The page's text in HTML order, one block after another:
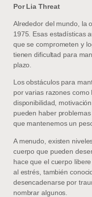
Por Lia Threat
Alrededor del mundo, la
1975. Esas estadísticas
que se comprometen y
tienen dificultad para
plazo.
Los obstáculos para
por varias razones
disponibilidad,
pueden haber
que mantenemos un
A menudo, existen
cuerpo que pueden
hace que el cuerpo
al estrés, también
desencadenarse por
nombrar algunos.